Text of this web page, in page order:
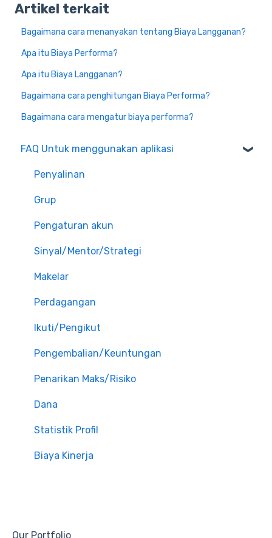
Artikel terkait
Bagaimana cara menanyakan tentang Biaya Langganan?
Apa itu Biaya Performa?
Apa itu Biaya Langganan?
Bagaimana cara penghitungan Biaya Performa?
Bagaimana cara mengatur biaya performa?
FAQ Untuk menggunakan aplikasi
Penyalinan
Grup
Pengaturan akun
Sinyal/Mentor/Strategi
Makelar
Perdagangan
Ikuti/Pengikut
Pengembalian/Keuntungan
Penarikan Maks/Risiko
Dana
Statistik Profil
Biaya Kinerja
Our Portfolio